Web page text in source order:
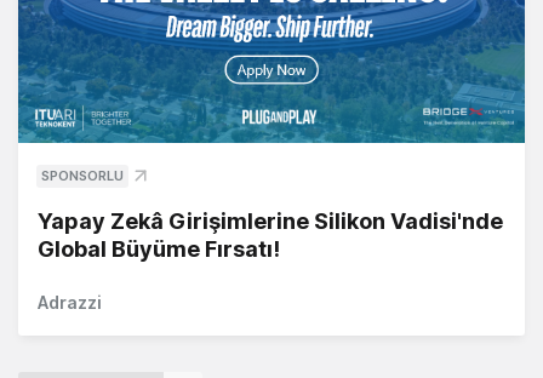
SPONSORLU
Yapay Zekâ Girişimlerine Silikon Vadisi'nde
Global Büyüme Fırsatı!
Adrazzi